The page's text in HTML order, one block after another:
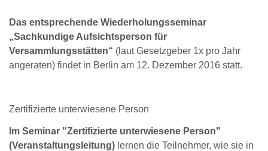
Das entsprechende Wiederholungsseminar
„Sachkundige Aufsichtsperson für
Versammlungsstätten“ (laut Gesetzgeber 1x pro Jahr
angeraten) findet in Berlin am 12. Dezember 2016 statt.
Zertifizierte unterwiesene Person
Im Seminar "Zertifizierte unterwiesene Person"
(Veranstaltungsleitung) lernen die Teilnehmer, wie sie in